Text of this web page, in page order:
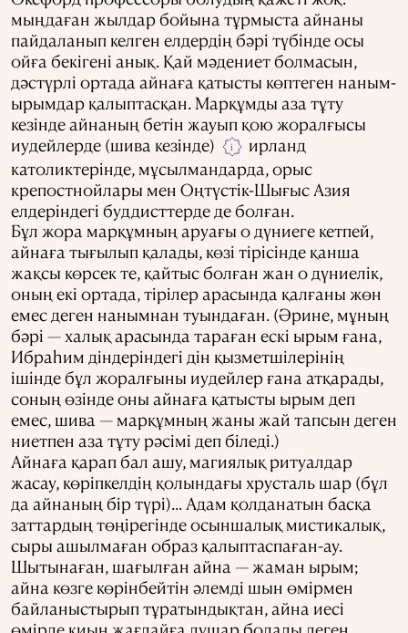
мыңдаған жылдар бойына тұрмыста айнаны
пайдаланып келген елдердің бәрі түбінде осы
ойға бекігені анық. Қай мәдениет болмасын,
дәстүрлі ортада айнаға қатысты көптеген наным-
ырымдар қалыптасқан. Марқұмды аза тұту
кезінде айнаның бетін жауып қою жоралғысы
иудейлерде (шива кезінде)
i
ирланд
католиктерінде, мұсылмандарда, орыс
крепостнойлары мен Оңтүстік-Шығыс Азия
елдеріндегі буддисттерде де болған.
Бұл жора марқұмның аруағы о дүниеге кетпей,
айнаға тығылып қалады, көзі тірісінде қанша
жақсы көрсек те, қайтыс болған жан о дүниелік,
оның екі ортада, тірілер арасында қалғаны жөн
емес деген нанымнан туындаған. (Әрине, мұның
бәрі — халық арасында тараған ескі ырым ғана,
Ибраһим діндеріндегі дін қызметшілерінің
ішінде бұл жоралғыны иудейлер ғана атқарады,
соның өзінде оны айнаға қатысты ырым деп
емес, шива — марқұмның жаны жай тапсын деген
ниетпен аза тұту рәсімі деп біледі.)
Айнаға қарап бал ашу, магиялық ритуалдар
жасау, көріпкелдің қолындағы хрусталь шар (бұл
да айнаның бір түрі)... Адам қолданатын басқа
заттардың төңірегінде осыншалық мистикалық,
сыры ашылмаған образ қалыптаспаған-ау.
Шытынаған, шағылған айна — жаман ырым;
айна көзге көрінбейтін әлемді шын өмірмен
байланыстырып тұратындықтан, айна иесі